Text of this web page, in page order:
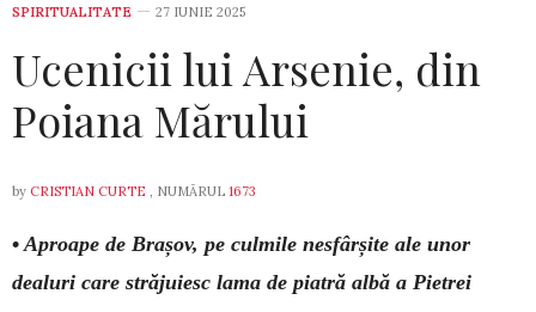
SPIRITUALITATE 27 IUNIE 2025
Ucenicii lui Arsenie, din
Poiana Mărului
by CRISTIAN CURTE , NUMĂRUL 1673
•Aproape de Brașov, pe culmile nesfârșite ale unor
dealuri care străjuiesc lama de piatră albă a Pietrei